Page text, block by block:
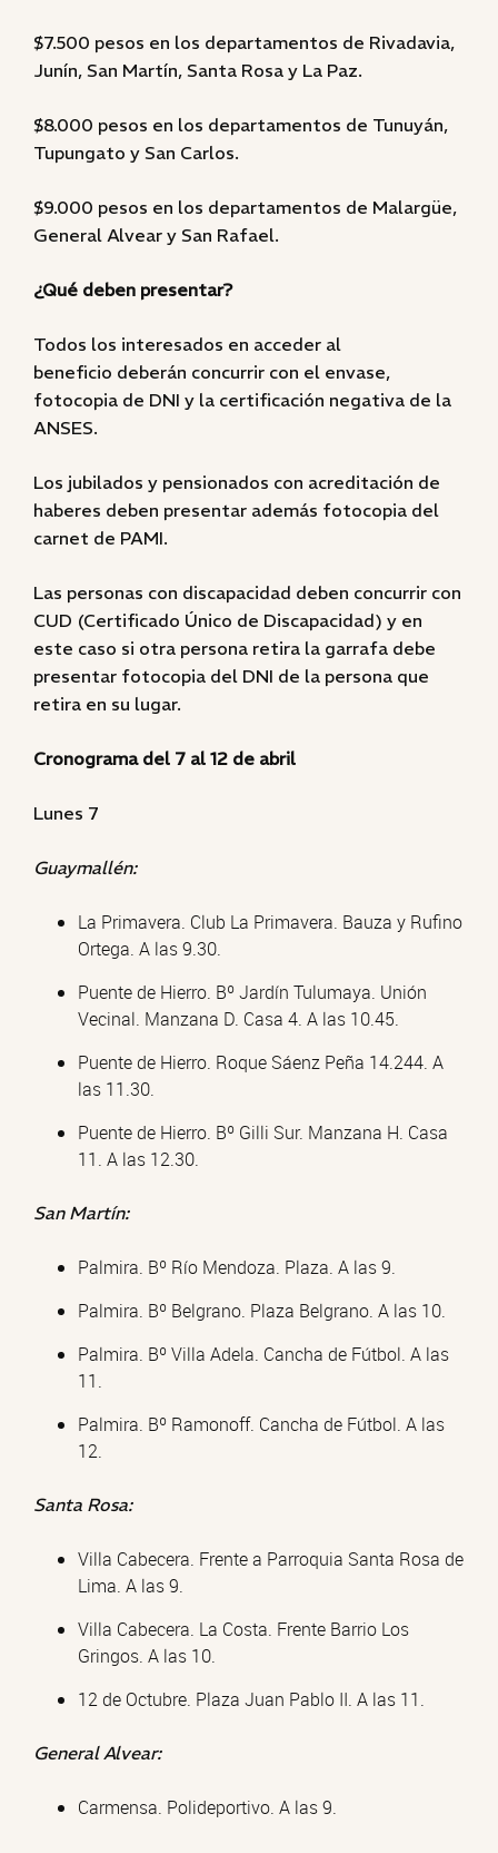
$7.500 pesos en los departamentos de Rivadavia,
Junín, San Martín, Santa Rosa y La Paz.
$8.000 pesos en los departamentos de Tunuyán,
Tupungato y San Carlos.
$9.000 pesos en los departamentos de Malargüe,
General Alvear y San Rafael.
¿Qué deben presentar?
Todos los interesados en acceder al
beneficio deberán concurrir con el envase,
fotocopia de DNI y la certificación negativa de la
ANSES.
Los jubilados y pensionados con acreditación de
haberes deben presentar además fotocopia del
carnet de PAMI.
Las personas con discapacidad deben concurrir con
CUD (Certificado Único de Discapacidad) y en
este caso si otra persona retira la garrafa debe
presentar fotocopia del DNI de la persona que
retira en su lugar.
Cronograma del 7 al 12 de abril
Lunes 7
Guaymallén:
La Primavera. Club La Primavera. Bauza y Rufino
Ortega. A las 9.30.
Puente de Hierro. Bº Jardín Tulumaya. Unión
Vecinal. Manzana D. Casa 4. A las 10.45.
Puente de Hierro. Roque Sáenz Peña 14.244. A
las 11.30.
Puente de Hierro. Bº Gilli Sur. Manzana H. Casa
11. A las 12.30.
San Martín:
Palmira. Bº Río Mendoza. Plaza. A las 9.
Palmira. Bº Belgrano. Plaza Belgrano. A las 10.
Palmira. Bº Villa Adela. Cancha de Fútbol. A las
11.
Palmira. Bº Ramonoff. Cancha de Fútbol. A las
12.
Santa Rosa:
Villa Cabecera. Frente a Parroquia Santa Rosa de
Lima. A las 9.
Villa Cabecera. La Costa. Frente Barrio Los
Gringos. A las 10.
12 de Octubre. Plaza Juan Pablo II. A las 11.
General Alvear:
Carmensa. Polideportivo. A las 9.